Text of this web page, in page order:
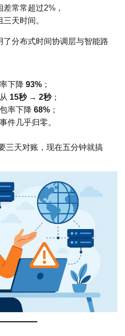
常常超过2%，
天时间。
分布式时间协调层与智能路
下降 93% ；
15秒 → 2秒；
率下降 68% ；
件几乎归零。
三天对账，现在五分钟就搞